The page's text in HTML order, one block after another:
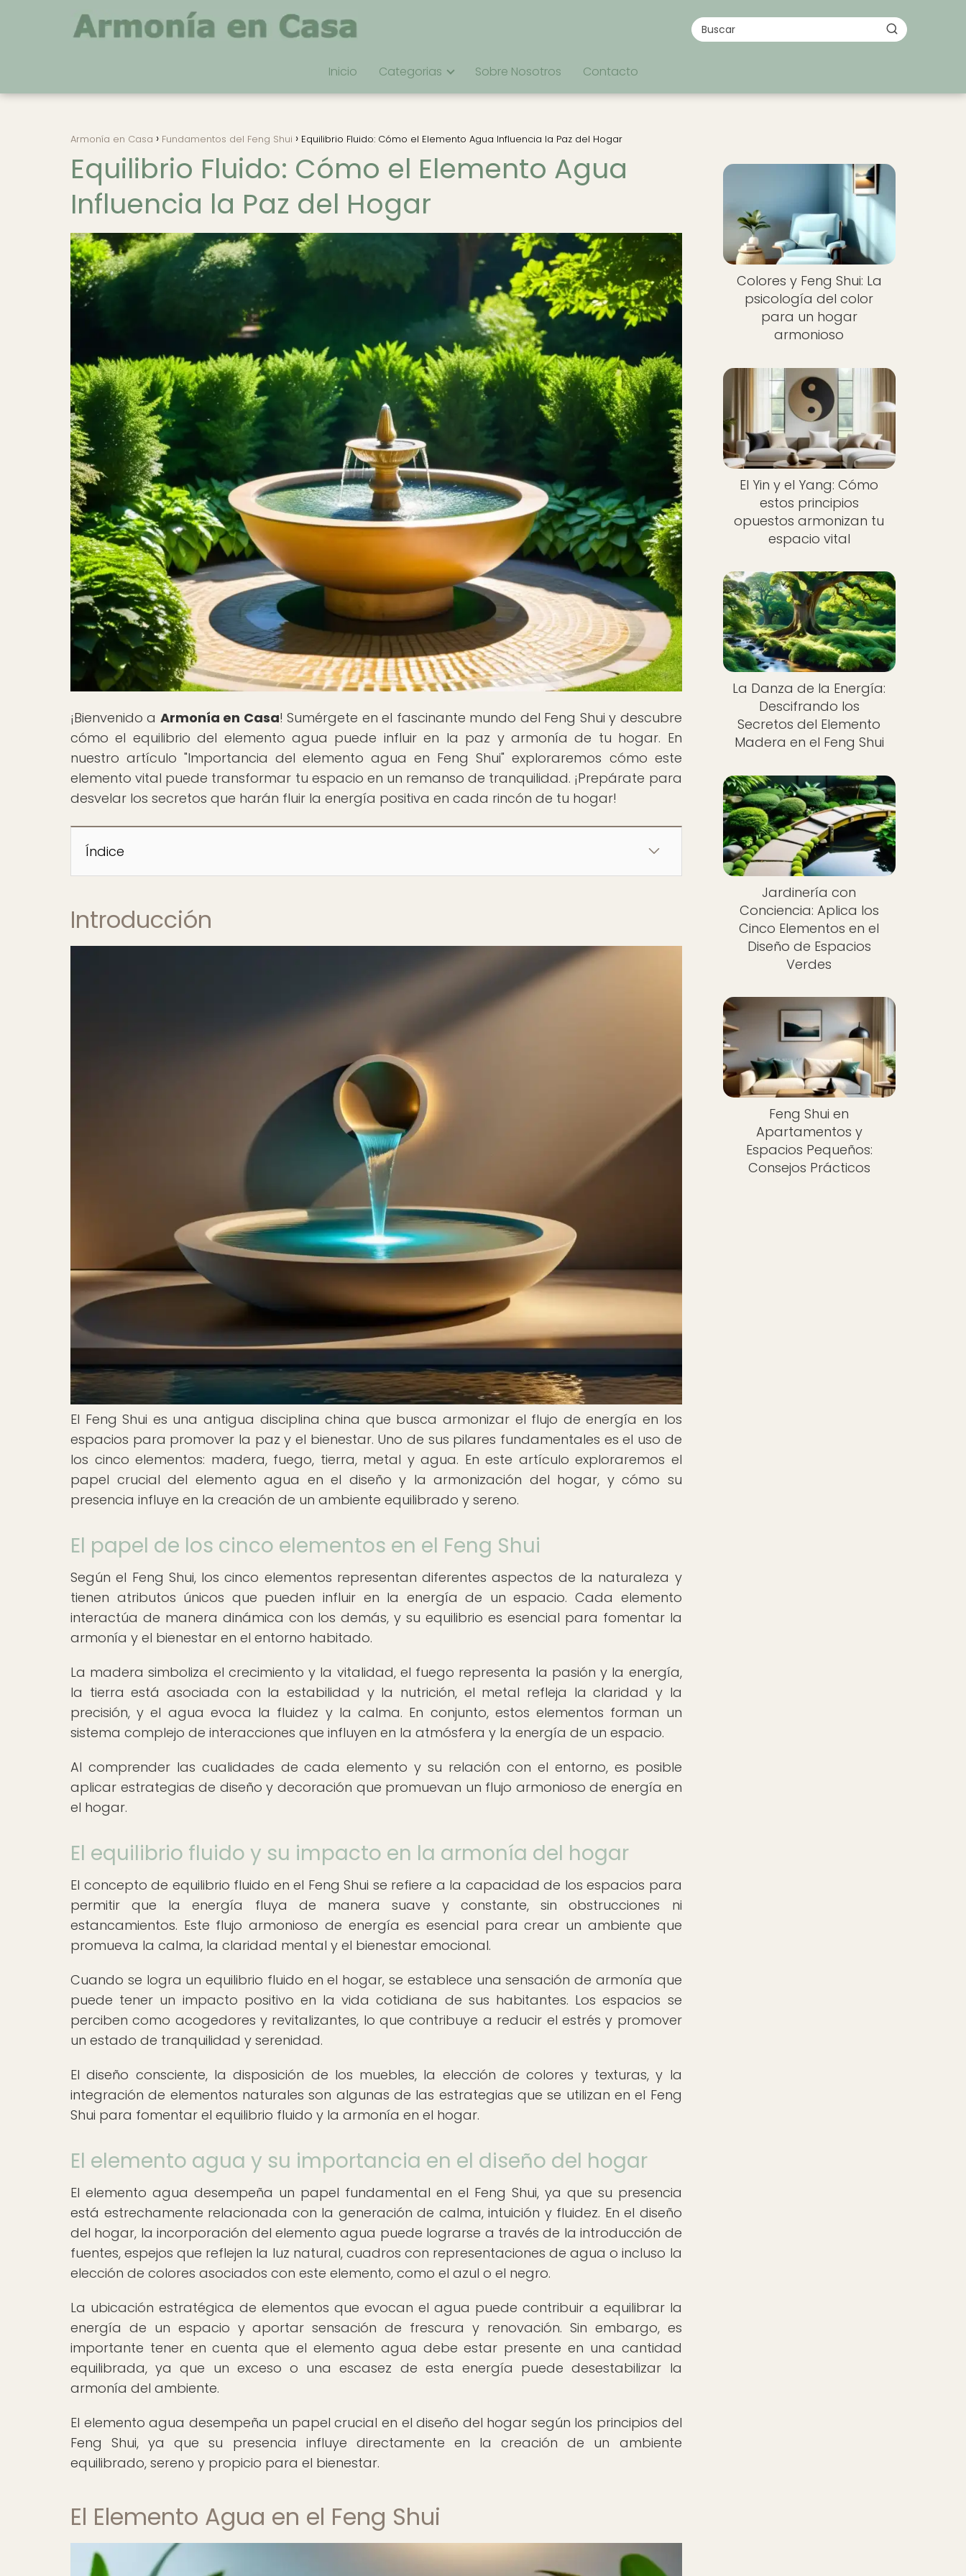
Inicio Categorias Sobre Nosotros Contacto
Armonía en Casa Fundamentos del Feng Shui Equilibrio Fluido: Cómo el Elemento Agua Influencia la Paz del Hogar
Equilibrio Fluido: Cómo el Elemento Agua
Influencia la Paz del Hogar
¡Bienvenido a Armonía en Casa! Sumérgete en el fascinante mundo del Feng Shui y descubre
cómo el equilibrio del elemento agua puede influir en la paz y armonía de tu hogar. En
nuestro artículo "Importancia del elemento agua en Feng Shui" exploraremos cómo este
elemento vital puede transformar tu espacio en un remanso de tranquilidad. ¡Prepárate para
desvelar los secretos que harán fluir la energía positiva en cada rincón de tu hogar!
Índice
Introducción
El Feng Shui es una antigua disciplina china que busca armonizar el flujo de energía en los
espacios para promover la paz y el bienestar. Uno de sus pilares fundamentales es el uso de
los cinco elementos: madera, fuego, tierra, metal y agua. En este artículo exploraremos el
papel crucial del elemento agua en el diseño y la armonización del hogar, y cómo su
presencia influye en la creación de un ambiente equilibrado y sereno.
El papel de los cinco elementos en el Feng Shui
Según el Feng Shui, los cinco elementos representan diferentes aspectos de la naturaleza y
tienen atributos únicos que pueden influir en la energía de un espacio. Cada elemento
interactúa de manera dinámica con los demás, y su equilibrio es esencial para fomentar la
armonía y el bienestar en el entorno habitado.
La madera simboliza el crecimiento y la vitalidad, el fuego representa la pasión y la energía,
la tierra está asociada con la estabilidad y la nutrición, el metal refleja la claridad y la
precisión, y el agua evoca la fluidez y la calma. En conjunto, estos elementos forman un
sistema complejo de interacciones que influyen en la atmósfera y la energía de un espacio.
Al comprender las cualidades de cada elemento y su relación con el entorno, es posible
aplicar estrategias de diseño y decoración que promuevan un flujo armonioso de energía en
el hogar.
El equilibrio fluido y su impacto en la armonía del hogar
El concepto de equilibrio fluido en el Feng Shui se refiere a la capacidad de los espacios para
permitir que la energía fluya de manera suave y constante, sin obstrucciones ni
estancamientos. Este flujo armonioso de energía es esencial para crear un ambiente que
promueva la calma, la claridad mental y el bienestar emocional.
Cuando se logra un equilibrio fluido en el hogar, se establece una sensación de armonía que
puede tener un impacto positivo en la vida cotidiana de sus habitantes. Los espacios se
perciben como acogedores y revitalizantes, lo que contribuye a reducir el estrés y promover
un estado de tranquilidad y serenidad.
El diseño consciente, la disposición de los muebles, la elección de colores y texturas, y la
integración de elementos naturales son algunas de las estrategias que se utilizan en el Feng
Shui para fomentar el equilibrio fluido y la armonía en el hogar.
El elemento agua y su importancia en el diseño del hogar
El elemento agua desempeña un papel fundamental en el Feng Shui, ya que su presencia
está estrechamente relacionada con la generación de calma, intuición y fluidez. En el diseño
del hogar, la incorporación del elemento agua puede lograrse a través de la introducción de
fuentes, espejos que reflejen la luz natural, cuadros con representaciones de agua o incluso la
elección de colores asociados con este elemento, como el azul o el negro.
La ubicación estratégica de elementos que evocan el agua puede contribuir a equilibrar la
energía de un espacio y aportar sensación de frescura y renovación. Sin embargo, es
importante tener en cuenta que el elemento agua debe estar presente en una cantidad
equilibrada, ya que un exceso o una escasez de esta energía puede desestabilizar la
armonía del ambiente.
El elemento agua desempeña un papel crucial en el diseño del hogar según los principios del
Feng Shui, ya que su presencia influye directamente en la creación de un ambiente
equilibrado, sereno y propicio para el bienestar.
El Elemento Agua en el Feng Shui
Colores y Feng Shui: La
psicología del color
para un hogar
armonioso
El Yin y el Yang: Cómo
estos principios
opuestos armonizan tu
espacio vital
La Danza de la Energía:
Descifrando los
Secretos del Elemento
Madera en el Feng Shui
Jardinería con
Conciencia: Aplica los
Cinco Elementos en el
Diseño de Espacios
Verdes
Feng Shui en
Apartamentos y
Espacios Pequeños:
Consejos Prácticos